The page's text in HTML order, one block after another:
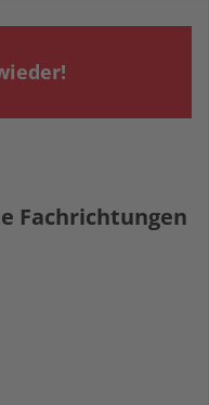
Fachrichtungen